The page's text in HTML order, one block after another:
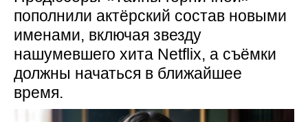
пополнили актёрский состав новыми
именами, включая звезду
нашумевшего хита Netflix, а съёмки
должны начаться в ближайшее
время.